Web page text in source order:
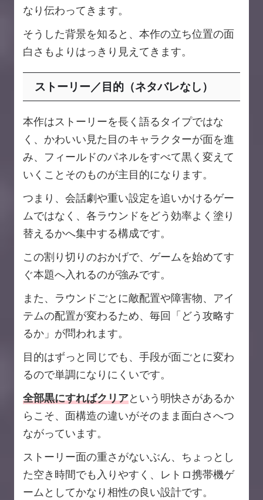
なり伝わってきます。
そうした背景を知ると、本作の立ち位置の面
白さもよりはっきり見えてきます。
ストーリー／目的（ネタバレなし）
本作はストーリーを長く語るタイプではな
く、かわいい見た目のキャラクターが面を進
み、フィールドのパネルをすべて黒く変えて
いくことそのものが主目的になります。
つまり、会話劇や重い設定を追いかけるゲー
ムではなく、各ラウンドをどう効率よく塗り
替えるかへ集中する構成です。
この割り切りのおかげで、ゲームを始めてす
ぐ本題へ入れるのが強みです。
また、ラウンドごとに敵配置や障害物、アイ
テムの配置が変わるため、毎回「どう攻略す
るか」が問われます。
目的はずっと同じでも、手段が面ごとに変わ
るので単調になりにくいです。
全部黒にすればクリアという明快さがあるか
らこそ、面構造の違いがそのまま面白さへつ
ながっています。
ストーリー面の重さがないぶん、ちょっとし
た空き時間でも入りやすく、レトロ携帯機ゲ
ームとしてかなり相性の良い設計です。